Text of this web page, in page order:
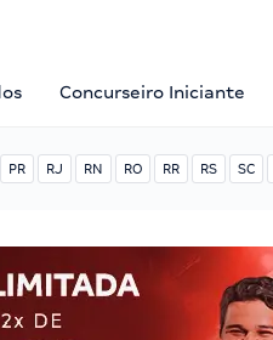
Concurseiro Iniciante
PR RJ RN RO RR RS SC